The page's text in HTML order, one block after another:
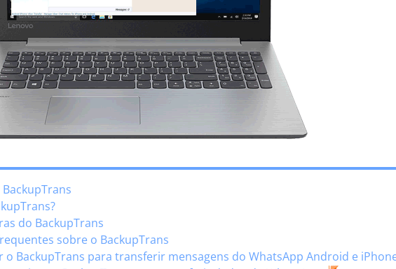
do BackupTrans
sobre o BackupTrans
o BackupTrans para transferir mensagens do WhatsApp Android e